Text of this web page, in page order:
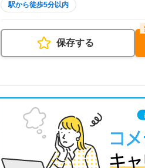
駅から徒歩5分以内
保存する